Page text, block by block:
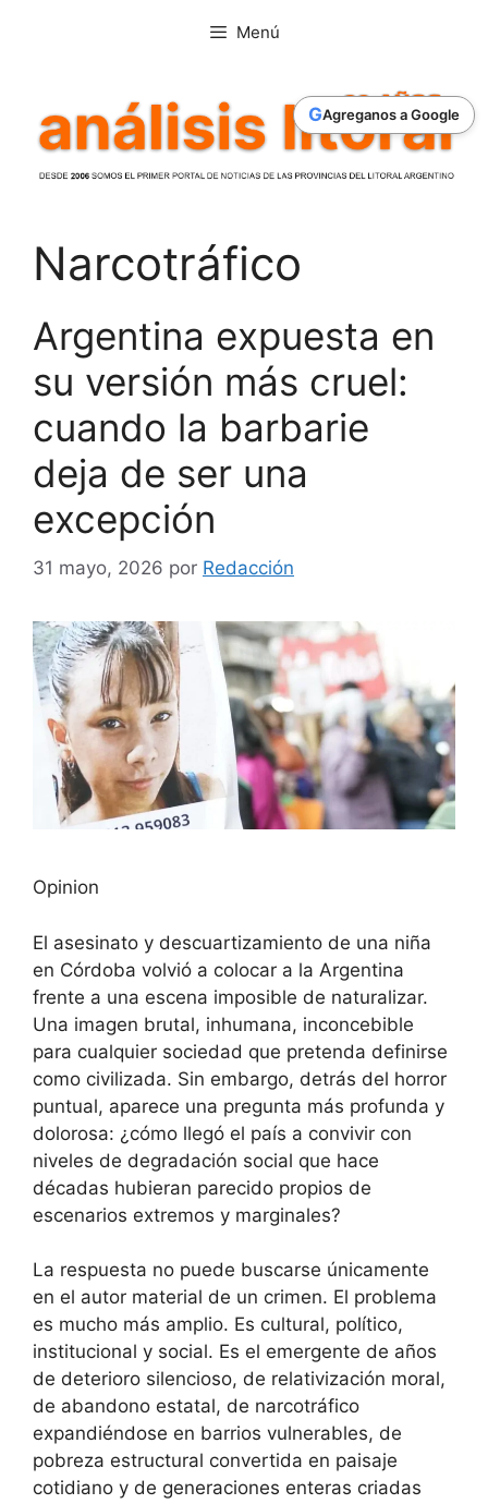
GAgreganos a Google
Menú
Narcotráfico
Argentina expuesta en
su versión más cruel:
cuando la barbarie
deja de ser una
excepción
31 mayo, 2026 por Redacción
Opinion
El asesinato y descuartizamiento de una niña
en Córdoba volvió a colocar a la Argentina
frente a una escena imposible de naturalizar.
Una imagen brutal, inhumana, inconcebible
para cualquier sociedad que pretenda definirse
como civilizada. Sin embargo, detrás del horror
puntual, aparece una pregunta más profunda y
dolorosa: ¿cómo llegó el país a convivir con
niveles de degradación social que hace
décadas hubieran parecido propios de
escenarios extremos y marginales?
La respuesta no puede buscarse únicamente
en el autor material de un crimen. El problema
es mucho más amplio. Es cultural, político,
institucional y social. Es el emergente de años
de deterioro silencioso, de relativización moral,
de abandono estatal, de narcotráfico
expandiéndose en barrios vulnerables, de
pobreza estructural convertida en paisaje
cotidiano y de generaciones enteras criadas